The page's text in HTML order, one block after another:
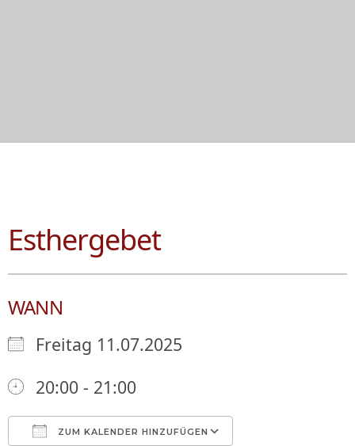
Esthergebet
WANN
Freitag 11.07.2025
20:00 - 21:00
ZUM KALENDER HINZUFÜGEN